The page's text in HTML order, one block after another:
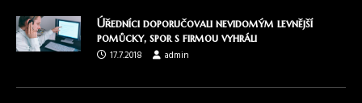
Úředníci doporučovali nevidomým levnější
pomůcky, spor s firmou vyhráli
17.7.2018
admin